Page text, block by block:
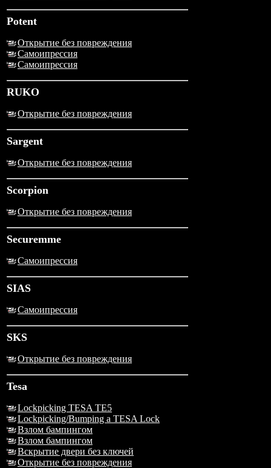
Potent
Открытие без повреждения
Самоипрессия
Самоипрессия
RUKO
Открытие без повреждения
Sargent
Открытие без повреждения
Scorpion
Открытие без повреждения
Securemme
Самоипрессия
SIAS
Самоипрессия
SKS
Открытие без повреждения
Tesa
Lockpicking TESA TE5
Lockpicking/Bumping a TESA Lock
Взлом бампингом
Взлом бампингом
Вскрытие двери без ключей
Открытие без повреждения